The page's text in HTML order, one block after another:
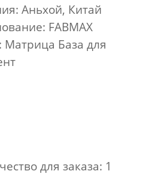
Аньхой, Китай
FABMAX
Матрица База для
для заказа: 1